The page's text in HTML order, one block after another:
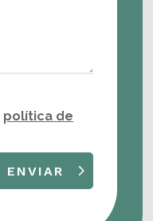
política de
ENVIAR